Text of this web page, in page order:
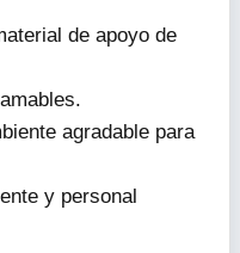
de apoyo de
agradable para
y personal